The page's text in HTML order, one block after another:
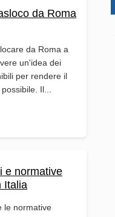
da Roma
da Roma a
un'idea dei
per rendere il
Il...
e normative
Italia
le normative